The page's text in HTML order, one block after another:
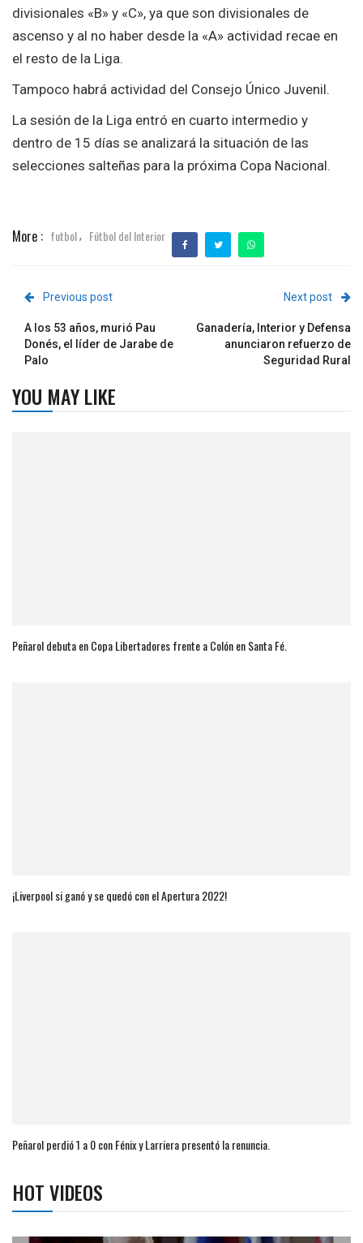
divisionales «B» y «C», ya que son divisionales de
ascenso y al no haber desde la «A» actividad recae en
el resto de la Liga.
Tampoco habrá actividad del Consejo Único Juvenil.
La sesión de la Liga entró en cuarto intermedio y
dentro de 15 días se analizará la situación de las
selecciones salteñas para la próxima Copa Nacional.
More : futbol, Fútbol del Interior
Previous post
A los 53 años, murió Pau
Donés, el líder de Jarabe de
Palo
Next post
Ganadería, Interior y Defensa
anunciaron refuerzo de
Seguridad Rural
YOU MAY LIKE
Peñarol debuta en Copa Libertadores frente a Colón en Santa Fé.
¡Liverpool si ganó y se quedó con el Apertura 2022!
Peñarol perdió 1 a 0 con Fénix y Larriera presentó la renuncia.
HOT VIDEOS